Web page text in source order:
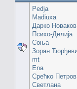
Pedja
Madiuxa
Дарко
Психо-Делија
Соња
Зоран
mt
Ena
Срећко
Светлана